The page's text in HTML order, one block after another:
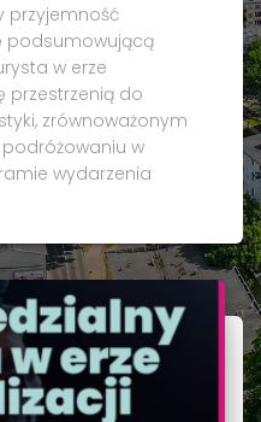
przyjemność
podsumowującą
w erze
przestrzenią do
zrównoważonym
w
wydarzenia